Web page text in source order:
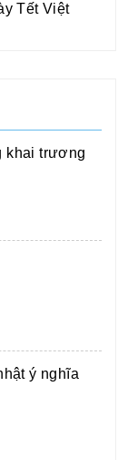
Tết Việt
khai trương
ý nghĩa